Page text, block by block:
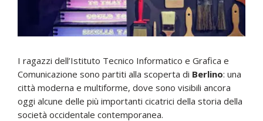
I ragazzi dell’Istituto Tecnico Informatico e Grafica e
Comunicazione sono partiti alla scoperta di Berlino: una
città moderna e multiforme, dove sono visibili ancora
oggi alcune delle più importanti cicatrici della storia della
società occidentale contemporanea.